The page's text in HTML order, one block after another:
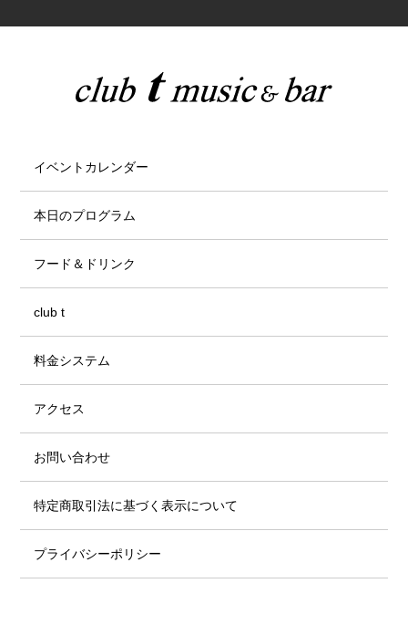
イベントカレンダー
本日のプログラム
フード＆ドリンク
club t
料金システム
アクセス
お問い合わせ
特定商取引法に基づく表示について
プライバシーポリシー